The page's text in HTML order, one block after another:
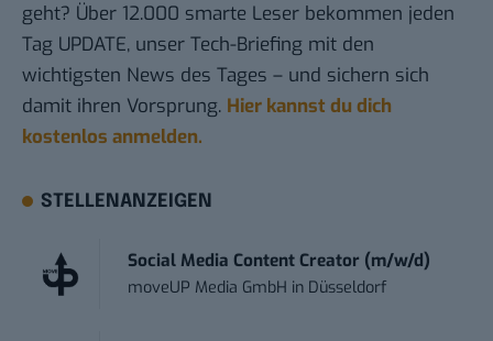
geht? Über 12.000 smarte Leser bekommen jeden
Tag UPDATE, unser Tech-Briefing mit den
wichtigsten News des Tages – und sichern sich
damit ihren Vorsprung. Hier kannst du dich
kostenlos anmelden.
STELLENANZEIGEN
Social Media Content Creator (m/w/d)
moveUP Media GmbH in Düsseldorf